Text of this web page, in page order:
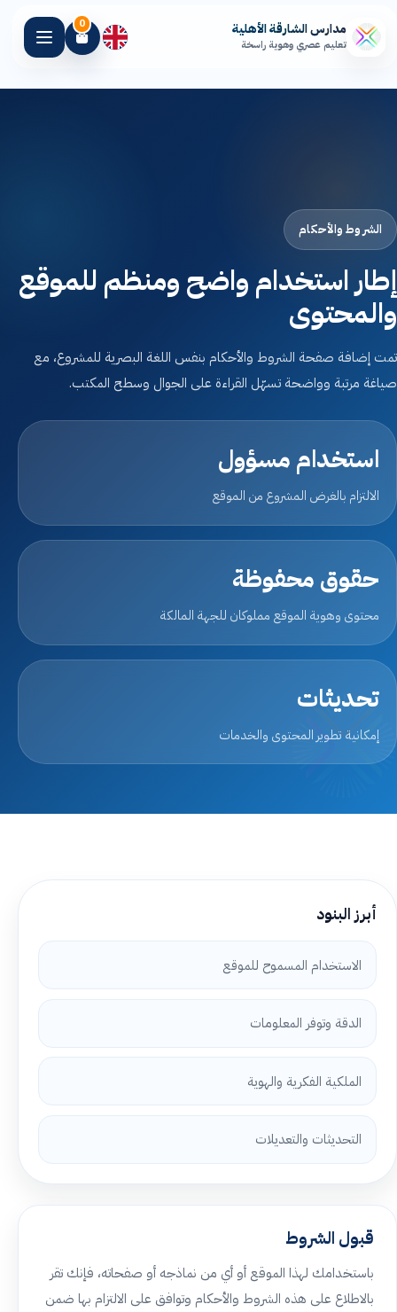
مدارس الشارقة الأهلية
تعليم عصري وهوية راسخة
0
المراحل التعليمية
أخبار الشارقة
التسجيل
الخصوصية
الشروط والأحكام
سلة المتجر
ابدأ التسجيل
الشروط والأحكام
إطار استخدام واضح ومنظم للموقع
والمحتوى
تمت إضافة صفحة الشروط والأحكام بنفس اللغة البصرية للمشروع، مع
صياغة مرتبة وواضحة تسهّل القراءة على الجوال وسطح المكتب.
استخدام مسؤول
الالتزام بالغرض المشروع من الموقع
حقوق محفوظة
محتوى وهوية الموقع مملوكان للجهة المالكة
تحديثات
إمكانية تطوير المحتوى والخدمات
أبرز البنود
الاستخدام المسموح للموقع
الدقة وتوفر المعلومات
الملكية الفكرية والهوية
التحديثات والتعديلات
قبول الشروط
باستخدامك لهذا الموقع أو أي من نماذجه أو صفحاته، فإنك تقر
بالاطلاع على هذه الشروط والأحكام وتوافق على الالتزام بها ضمن